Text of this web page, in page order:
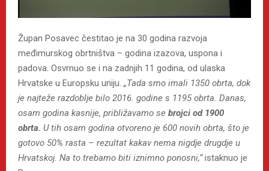
Župan Posavec čestitao je na 30 godina razvoja
međimurskog obrtništva – godina izazova, uspona i
padova. Osvrnuo se i na zadnjih 11 godina, od ulaska
Hrvatske u Europsku uniju. „Tada smo imali 1350 obrta, dok
je najteže razdoblje bilo 2016. godine s 1195 obrta. Danas,
osam godina kasnije, približavamo se brojci od 1900
obrta. U tih osam godina otvoreno je 600 novih obrta, što je
gotovo 50% rasta – rezultat kakav nema nigdje drugdje u
Hrvatskoj. Na to trebamo biti iznimno ponosni,“istaknuo je